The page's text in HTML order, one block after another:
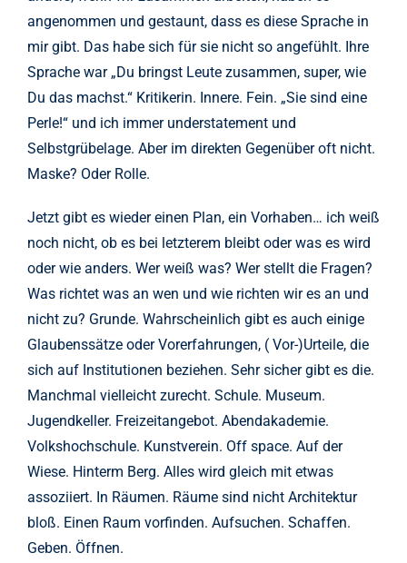
angenommen und gestaunt, dass es diese Sprache in
mir gibt. Das habe sich für sie nicht so angefühlt. Ihre
Sprache war „Du bringst Leute zusammen, super, wie
Du das machst.“ Kritikerin. Innere. Fein. „Sie sind eine
Perle!“ und ich immer understatement und
Selbstgrübelage. Aber im direkten Gegenüber oft nicht.
Maske? Oder Rolle.
Jetzt gibt es wieder einen Plan, ein Vorhaben… ich weiß
noch nicht, ob es bei letzterem bleibt oder was es wird
oder wie anders. Wer weiß was? Wer stellt die Fragen?
Was richtet was an wen und wie richten wir es an und
nicht zu? Grunde. Wahrscheinlich gibt es auch einige
Glaubenssätze oder Vorerfahrungen, ( Vor-)Urteile, die
sich auf Institutionen beziehen. Sehr sicher gibt es die.
Manchmal vielleicht zurecht. Schule. Museum.
Jugendkeller. Freizeitangebot. Abendakademie.
Volkshochschule. Kunstverein. Off space. Auf der
Wiese. Hinterm Berg. Alles wird gleich mit etwas
assoziiert. In Räumen. Räume sind nicht Architektur
bloß. Einen Raum vorfinden. Aufsuchen. Schaffen.
Geben. Öffnen.